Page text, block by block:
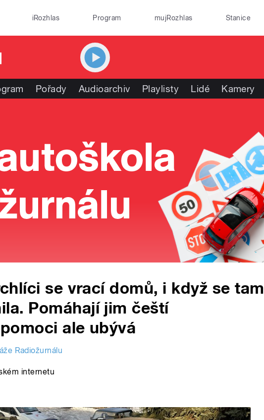
iRozhlas Program mujRozhlas Stanice
Pořady Audioarchiv Playlisty Lidé Kamery
se vrací domů, i když se tam
Pomáhají jim čeští
ale ubývá
Radiožurnálu
internetu